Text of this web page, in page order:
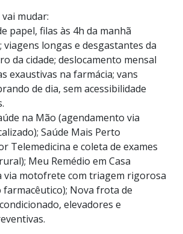
mudar:
papel, filas às 4h da manhã
longas e desgastantes da
da cidade; deslocamento mensal
exaustivas na farmácia; vans
de dia, sem acessibilidade
na Mão (agendamento via
Saúde Mais Perto
Telemedicina e coleta de exames
Meu Remédio em Casa
via motofrete com triagem rigorosa
farmacêutico); Nova frota de
elevadores e